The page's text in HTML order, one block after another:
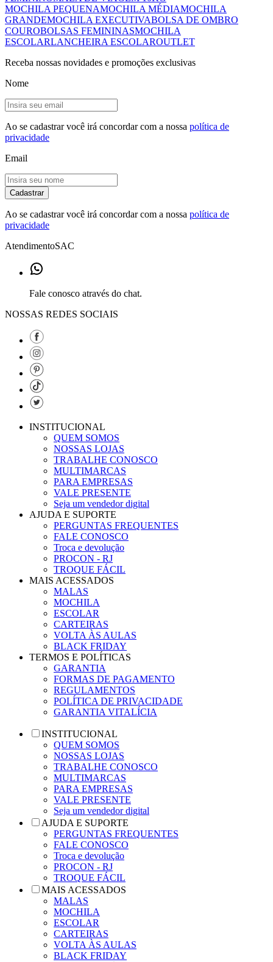
MOCHILA PEQUENAMOCHILA MÉDIAMOCHILA
GRANDEMOCHILA EXECUTIVABOLSA DE OMBRO
COUROBOLSAS FEMININASMOCHILA
ESCOLARLANCHEIRA ESCOLAROUTLET
Receba nossas novidades e promoções exclusivas
Nome
Ao se cadastrar você irá concordar com a nossa política de
privacidade
Email
Cadastrar
Ao se cadastrar você irá concordar com a nossa política de
privacidade
AtendimentoSAC
Fale conosco através do chat.
NOSSAS REDES SOCIAIS
INSTITUCIONAL
QUEM SOMOS
NOSSAS LOJAS
TRABALHE CONOSCO
MULTIMARCAS
PARA EMPRESAS
VALE PRESENTE
Seja um vendedor digital
AJUDA E SUPORTE
PERGUNTAS FREQUENTES
FALE CONOSCO
Troca e devolução
PROCON - RJ
TROQUE FÁCIL
MAIS ACESSADOS
MALAS
MOCHILA
ESCOLAR
CARTEIRAS
VOLTA ÀS AULAS
BLACK FRIDAY
TERMOS E POLÍTICAS
GARANTIA
FORMAS DE PAGAMENTO
REGULAMENTOS
POLÍTICA DE PRIVACIDADE
GARANTIA VITALÍCIA
INSTITUCIONAL
QUEM SOMOS
NOSSAS LOJAS
TRABALHE CONOSCO
MULTIMARCAS
PARA EMPRESAS
VALE PRESENTE
Seja um vendedor digital
AJUDA E SUPORTE
PERGUNTAS FREQUENTES
FALE CONOSCO
Troca e devolução
PROCON - RJ
TROQUE FÁCIL
MAIS ACESSADOS
MALAS
MOCHILA
ESCOLAR
CARTEIRAS
VOLTA ÀS AULAS
BLACK FRIDAY